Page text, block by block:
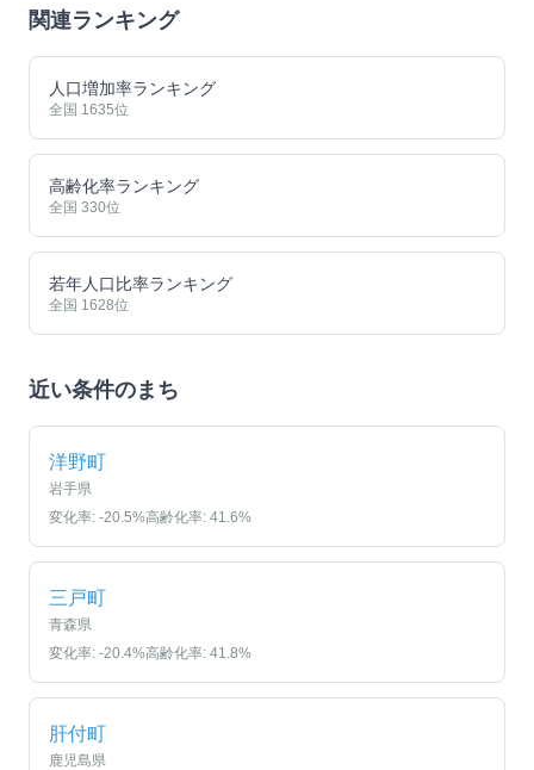
関連ランキング
人口増加率ランキング
全国 1635位
高齢化率ランキング
全国 330位
若年人口比率ランキング
全国 1628位
近い条件のまち
洋野町
岩手県
変化率: -20.5%高齢化率: 41.6%
三戸町
青森県
変化率: -20.4%高齢化率: 41.8%
肝付町
鹿児島県